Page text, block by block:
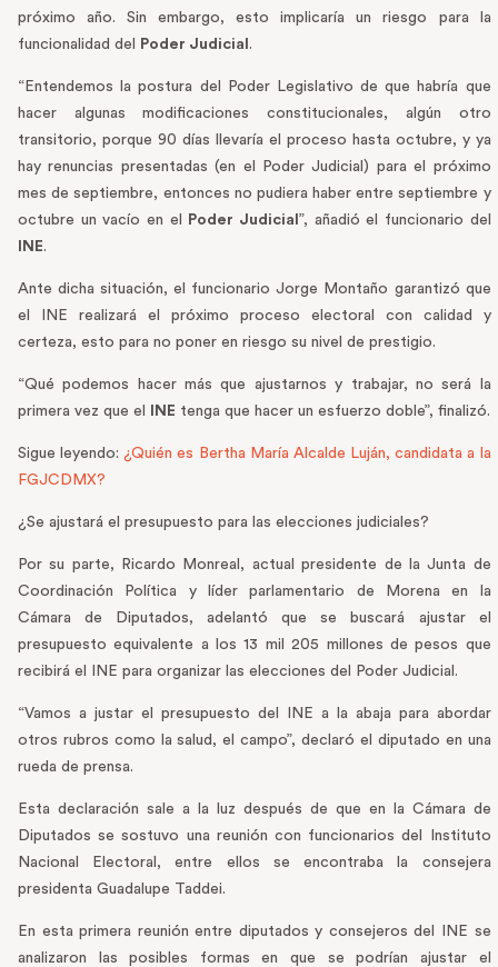
próximo año. Sin embargo, esto implicaría un riesgo para la
funcionalidad del
Poder Judicial .
“Entendemos la postura del Poder Legislativo de que habría que
hacer algunas modificaciones constitucionales, algún otro
transitorio, porque 90 días llevaría el proceso hasta octubre, y ya
hay renuncias presentadas (en el Poder Judicial) para el próximo
mes de septiembre, entonces no pudiera haber entre septiembre y
octubre un vacío en el
Poder Judicial ”, añadió el funcionario del
INE.
Ante dicha situación, el funcionario Jorge Montaño garantizó que
el INE realizará el próximo proceso electoral con calidad y
certeza, esto para no poner en riesgo su nivel de prestigio.
“Qué podemos hacer más que ajustarnos y trabajar, no será la
primera vez que el
INE tenga que hacer un esfuerzo doble”, finalizó.
Sigue leyendo: ¿Quién es Bertha María Alcalde Luján, candidata a la
FGJCDMX?
¿Se ajustará el presupuesto para las elecciones judiciales?
Por su parte, Ricardo Monreal, actual presidente de la Junta de
Coordinación Política y líder parlamentario de Morena en la
Cámara de Diputados, adelantó que se buscará ajustar el
presupuesto equivalente a los 13 mil 205 millones de pesos que
recibirá el INE para organizar las elecciones del Poder Judicial.
“Vamos a justar el presupuesto del INE a la abaja para abordar
otros rubros como la salud, el campo”, declaró el diputado en una
rueda de prensa.
Esta declaración sale a la luz después de que en la Cámara de
Diputados se sostuvo una reunión con funcionarios del Instituto
Nacional Electoral, entre ellos se encontraba la consejera
presidenta Guadalupe Taddei.
En esta primera reunión entre diputados y consejeros del INE se
analizaron las posibles formas en que se podrían ajustar el